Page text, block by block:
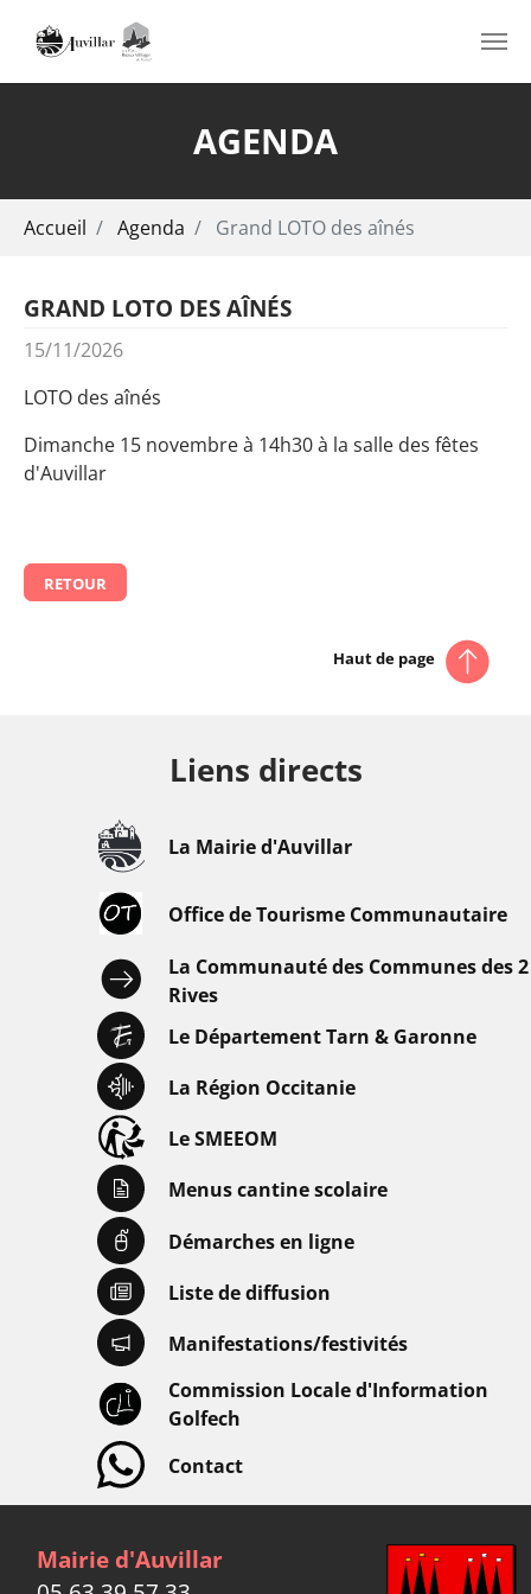
AGENDA
Accueil Agenda Grand LOTO des aînés
GRAND LOTO DES AÎNÉS
15/11/2026
LOTO des aînés
Dimanche 15 novembre à 14h30 à la salle des fêtes
d'Auvillar
RETOUR
Haut de page
Liens directs
La Mairie d'Auvillar
Office de Tourisme Communautaire
La Communauté des Communes des 2
Rives
Le Département Tarn & Garonne
La Région Occitanie
Le SMEEOM
Menus cantine scolaire
Démarches en ligne
Liste de diffusion
Manifestations/festivités
Commission Locale d'Information
Golfech
Contact
Mairie d'Auvillar